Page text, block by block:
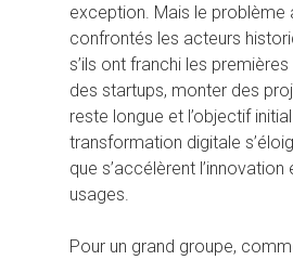
exception. Mais le problème
confrontés les acteurs
s’ils ont franchi les
des startups, monter des
reste longue et l’objectif
transformation digitale
que s’accélèrent l’innovation
usages.
Pour un grand groupe,